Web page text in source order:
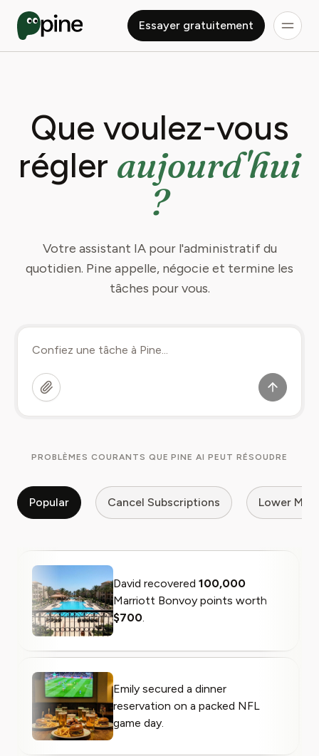
Essayer gratuitement
Que voulez-vous
régler aujourd'hui
?
Votre assistant IA pour l'administratif du
quotidien. Pine appelle, négocie et termine les
tâches pour vous.
PROBLÈMES COURANTS QUE PINE AI PEUT RÉSOUDRE
Popular Cancel Subscriptions Lower My
David recovered 100,000
Marriott Bonvoy points worth
$700.
Emily secured a dinner
reservation on a packed NFL
game day.